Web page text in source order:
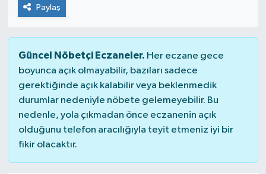
Paylaş
Güncel Nöbetçi Eczaneler. Her eczane gece
boyunca açık olmayabilir, bazıları sadece
gerektiğinde açık kalabilir veya beklenmedik
durumlar nedeniyle nöbete gelemeyebilir. Bu
nedenle, yola çıkmadan önce eczanenin açık
olduğunu telefon aracılığıyla teyit etmeniz iyi bir
fikir olacaktır.